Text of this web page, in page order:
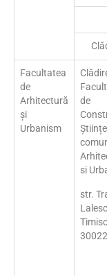
Facultatea
de
Arhitectură
și
Urbanism
de
si
str.